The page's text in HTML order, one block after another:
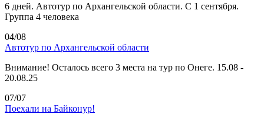
6 дней. Автотур по Архангельской области. С 1 сентября.
Группа 4 человека
04/08
Автотур по Архангельской области
Внимание! Осталось всего 3 места на тур по Онеге. 15.08 -
20.08.25
07/07
Поехали на Байконур!